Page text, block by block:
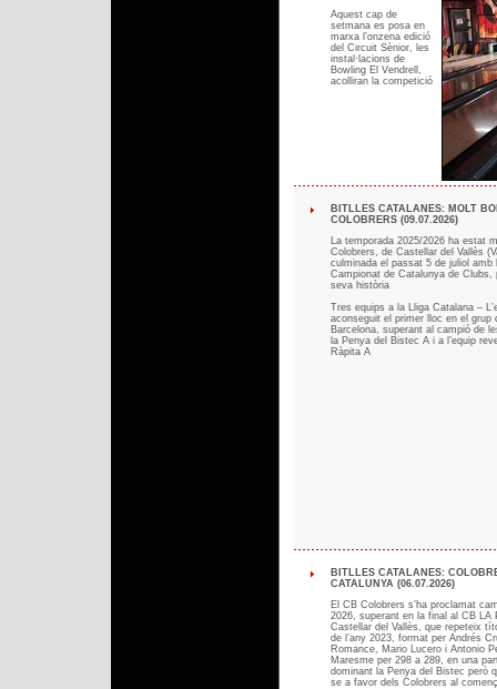
Aquest cap de
setmana es posa en
marxa l’onzena edició
del Circuit Sènior, les
instal·lacions de
Bowling El Vendrell,
acolliran la competició
BITLLES CATALANES: MOLT
COLOBRERS (09.07.2026)
La temporada 2025/2026 ha estat
Colobrers, de Castellar del Vallès
culminada el passat 5 de juliol amb
Campionat de Catalunya de Clubs,
seva història
Tres equips a la Lliga Catalana –
aconseguit el primer lloc en el grup
Barcelona, superant al campió de
la Penya del Bistec A i a l’equip
Ràpita A
BITLLES CATALANES:
CATALUNYA (06.07.2026)
El CB Colobrers s’ha proclamat
2026, superant en la final al CB LA
Castellar del Vallès, que repeteix
de l’any 2023, format per Andrés
Romance, Mario Lucero i Antonio
Maresme per 298 a 289, en una
dominant la Penya del Bistec però
se a favor dels Colobrers al